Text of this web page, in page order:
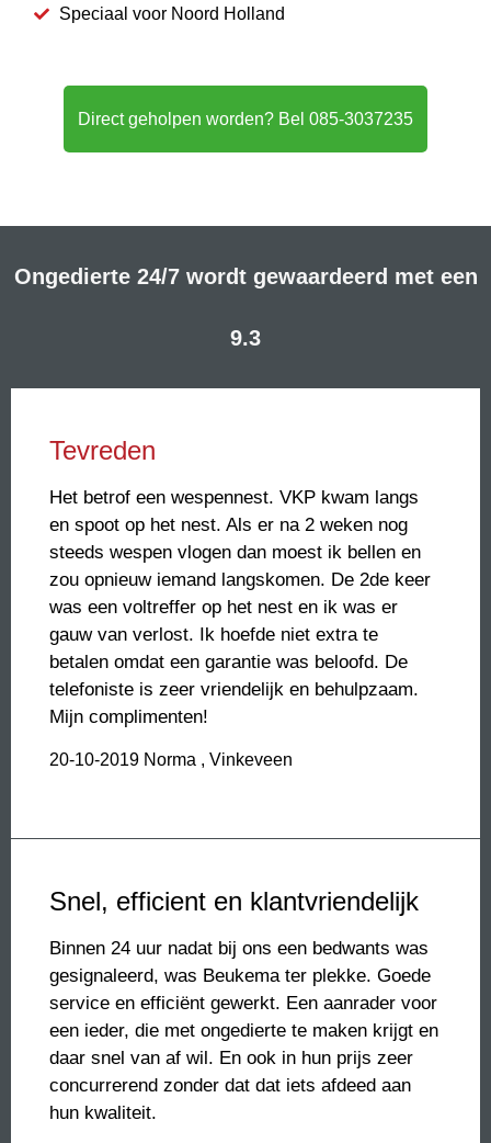
Speciaal voor Noord Holland
Direct geholpen worden? Bel 085-3037235
Ongedierte 24/7 wordt gewaardeerd met een
9.3
Tevreden
Het betrof een wespennest. VKP kwam langs
en spoot op het nest. Als er na 2 weken nog
steeds wespen vlogen dan moest ik bellen en
zou opnieuw iemand langskomen. De 2de keer
was een voltreffer op het nest en ik was er
gauw van verlost. Ik hoefde niet extra te
betalen omdat een garantie was beloofd. De
telefoniste is zeer vriendelijk en behulpzaam.
Mijn complimenten!
20-10-2019 Norma , Vinkeveen
Snel, efficient en klantvriendelijk
Binnen 24 uur nadat bij ons een bedwants was
gesignaleerd, was Beukema ter plekke. Goede
service en efficiënt gewerkt. Een aanrader voor
een ieder, die met ongedierte te maken krijgt en
daar snel van af wil. En ook in hun prijs zeer
concurrerend zonder dat dat iets afdeed aan
hun kwaliteit.